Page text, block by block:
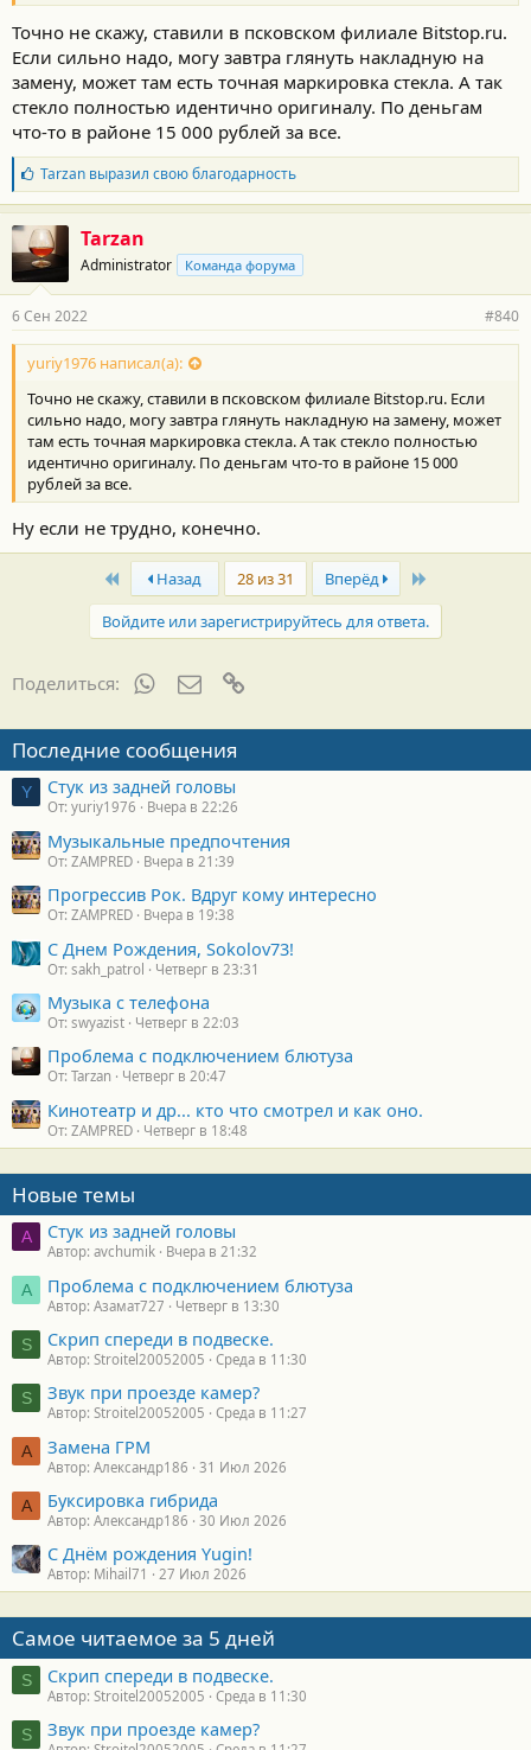
Точно не скажу, ставили в псковском филиале Bitstop.ru.
Если сильно надо, могу завтра глянуть накладную на
замену, может там есть точная маркировка стекла. А так
стекло полностью идентично оригиналу. По деньгам
что-то в районе 15 000 рублей за все.
Б
л
а
г
о
д
а
н
о
с
и
:
Tarzanвыразил свою благодарность
Tarzan
Administrator Команда форума
6 Сен 2022 #840
yuriy1976 написал(а):
Точно не скажу, ставили в псковском филиале Bitstop.ru. Если
сильно надо, могу завтра глянуть накладную на замену, может
там есть точная маркировка стекла. А так стекло полностью
идентично оригиналу. По деньгам что-то в районе 15 000
рублей за все.
Ну если не трудно, конечно.
First Назад 28 из 31 Вперёд
Войдите или зарегистрируйтесь для ответа.
Поделиться: WhatsAppЭлектронная почта
Последние сообщения
Y Стук из задней головы
От: yuriy1976 Вчера в 22:26
Музыкальные предпочтения
От: ZAMPRED Вчера в 21:39
Прогрессив Рок. Вдруг кому интересно
От: ZAMPRED Вчера в 19:38
С Днем Рождения, Sokolov73!
От: sakh_patrol Четверг в 23:31
Музыка с телефона
От: swyazist Четверг в 22:03
Проблема с подключением блютуза
От: Tarzan Четверг в 20:47
Кинотеатр и др... кто что смотрел и как оно.
От: ZAMPRED Четверг в 18:48
Новые темы
A Стук из задней головы
Автор: avchumik Вчера в 21:32
А Проблема с подключением блютуза
Автор: Азамат727 Четверг в 13:30
S Скрип спереди в подвеске.
Автор: Stroitel20052005 Среда в 11:30
S Звук при проезде камер?
Автор: Stroitel20052005 Среда в 11:27
А Замена ГРМ
Автор: Александр186 31 Июл 2026
А Буксировка гибрида
Автор: Александр186 30 Июл 2026
С Днём рождения Yugin!
Автор: Mihail71 27 Июл 2026
Самое читаемое за 5 дней
S Скрип спереди в подвеске.
Автор: Stroitel20052005 Среда в 11:30
S Звук при проезде камер?